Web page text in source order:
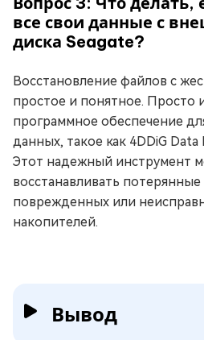
все свои данные с
диска Seagate?
Восстановление файлов с
простое и понятное. Просто
программное обеспечение
данных, такое как 4DDiG
Этот надежный инструмент
восстанавливать
поврежденных или
накопителей.
Вывод